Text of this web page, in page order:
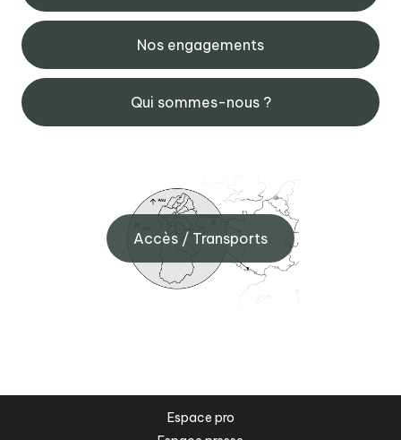
Nos engagements
Qui sommes-nous ?
Accès / Transports
Espace pro